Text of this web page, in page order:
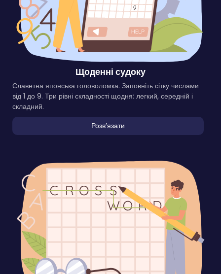
Щоденні судоку
Славетна японська головоломка. Заповніть сітку числами
від 1 до 9. Три рівні складності щодня: легкий, середній і
складний.
Розвʼязати